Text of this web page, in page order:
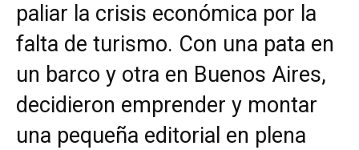
paliar la crisis económica por la
falta de turismo. Con una pata en
un barco y otra en Buenos Aires,
decidieron emprender y montar
una pequeña editorial en plena